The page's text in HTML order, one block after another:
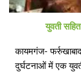
युवती
कायमगंज-
दुर्घटनाओं में एक